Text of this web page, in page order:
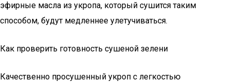
эфирные масла из укропа, который сушится таким
способом, будут медленнее улетучиваться.
Как проверить готовность сушеной зелени
Качественно просушенный укроп с легкостью